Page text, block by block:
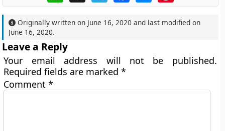
Originally written on June 16, 2020 and last modified on
June 16, 2020.
Leave a Reply
Your email address will not be published.
Required fields are marked*
Comment*